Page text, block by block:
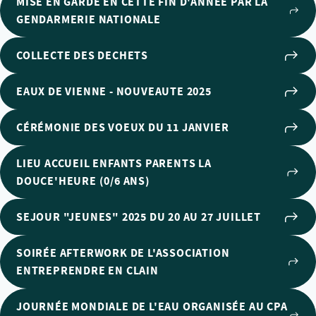
GENDARMERIE NATIONALE
COLLECTE DES DECHETS
EAUX DE VIENNE - NOUVEAUTE 2025
CÉRÉMONIE DES VOEUX DU 11 JANVIER
LIEU ACCUEIL ENFANTS PARENTS LA
DOUCE'HEURE (0/6 ANS)
SEJOUR "JEUNES" 2025 DU 20 AU 27 JUILLET
SOIRÉE AFTERWORK DE L'ASSOCIATION
ENTREPRENDRE EN CLAIN
JOURNÉE MONDIALE DE L'EAU ORGANISÉE AU CPA